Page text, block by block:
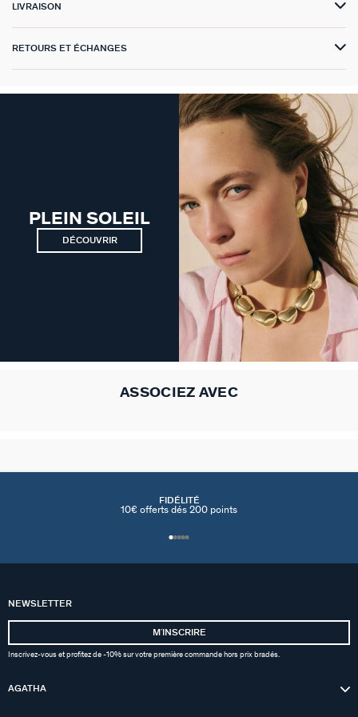
SUR LA PEAU
LIVRAISON
RETOURS ET ÉCHANGES
PLEIN SOLEIL
DÉCOUVRIR
ASSOCIEZ AVEC
FIDÉLITÉ
10€ offerts dés 200 points
NEWSLETTER
MʼINSCRIRE
Inscrivez-vous et profitez de -10% sur votre première commande hors prix bradés.
AGATHA